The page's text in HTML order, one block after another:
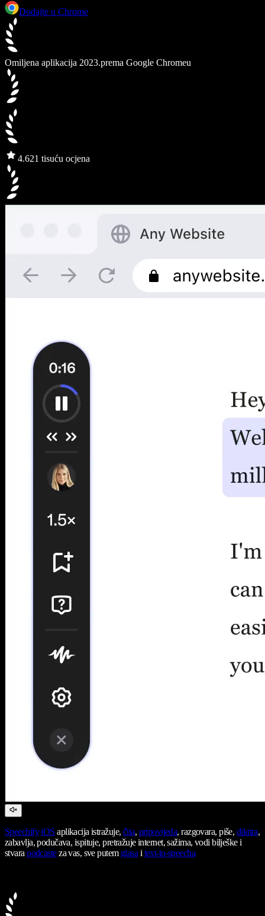
Dodajte u Chrome
Omiljena aplikacija 2023.prema Google Chromeu
4.621 tisuću ocjena
Speechify iOS aplikacija istražuje, čita, pripovijeda, razgovara, piše, diktira,
zabavlja, podučava, ispituje, pretražuje internet, sažima, vodi bilješke i
stvarapodcasteza vas, sve putem glasaitext-to-speecha